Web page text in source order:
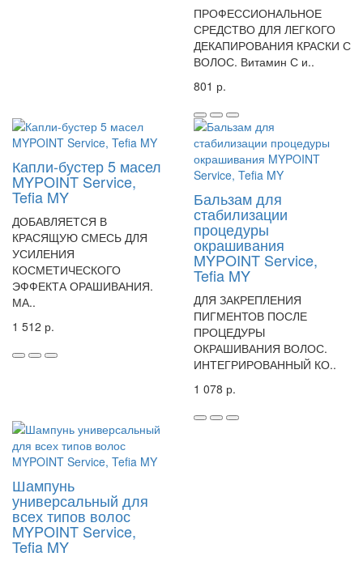
ПРОФЕССИОНАЛЬНОЕ
СРЕДСТВО ДЛЯ ЛЕГКОГО
ДЕКАПИРОВАНИЯ КРАСКИ С
ВОЛОС. Витамин С и..
801 р.
Капли-бустер 5 масел
MYPOINT Service,
Tefia MY
ДОБАВЛЯЕТСЯ В
КРАСЯЩУЮ СМЕСЬ ДЛЯ
УСИЛЕНИЯ
КОСМЕТИЧЕСКОГО
ЭФФЕКТА ОРАШИВАНИЯ.
МА..
1 512 р.
Бальзам для
стабилизации
процедуры
окрашивания
MYPOINT Service,
Tefia MY
ДЛЯ ЗАКРЕПЛЕНИЯ
ПИГМЕНТОВ ПОСЛЕ
ПРОЦЕДУРЫ
ОКРАШИВАНИЯ ВОЛОС.
ИНТЕГРИРОВАННЫЙ КО..
1 078 р.
Шампунь
универсальный для
всех типов волос
MYPOINT Service,
Tefia MY